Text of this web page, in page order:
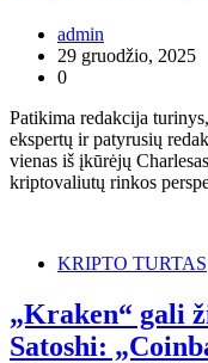
admin
29 gruodžio, 2025
0
Patikima redakcija
ekspertų ir patyrusių
vienas iš įkūrėjų
kriptovaliutų rinkos
KRIPTO TURTAS
„Kraken“ gali
Satoshi: